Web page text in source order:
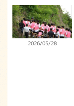
2026/05/28